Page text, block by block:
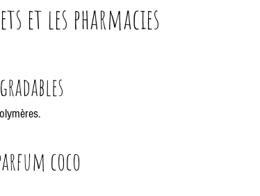
et les pharmacies
coco